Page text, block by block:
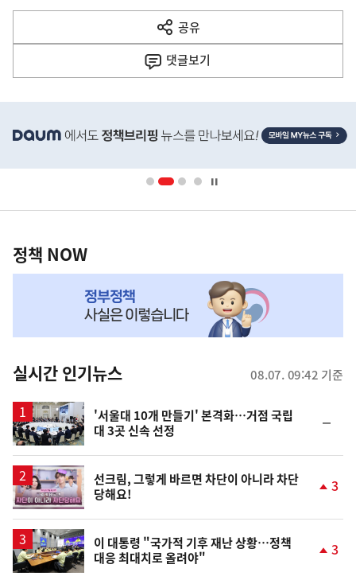
다
음
공유
열
기
댓글보기
단
영
책
NOW,
뉴
스
정책 NOW
실시간 인기뉴스 08.07. 09:42 기준
'서울대 10개 만들기' 본격화…거점 국립
대 3곳 신속 선정
일
영
상
선크림, 그렇게 바르면 차단이 아니라 차단
당해요!
상
3
이 대통령 "국가적 기후 재난 상황…정책
대응 최대치로 올려야"
3